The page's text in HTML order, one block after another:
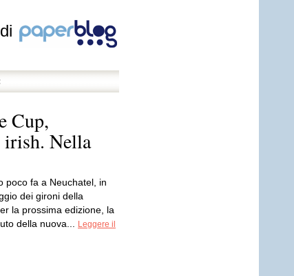
Cup,
irish. Nella
poco fa a Neuchatel, in
dei gironi della
la prossima edizione, la
della nuova...
Leggere il